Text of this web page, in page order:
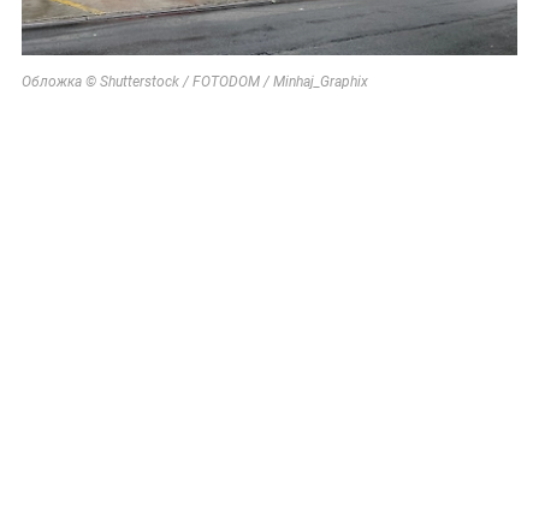
Обложка © Shutterstock / FOTODOM / Minhaj_Graphix